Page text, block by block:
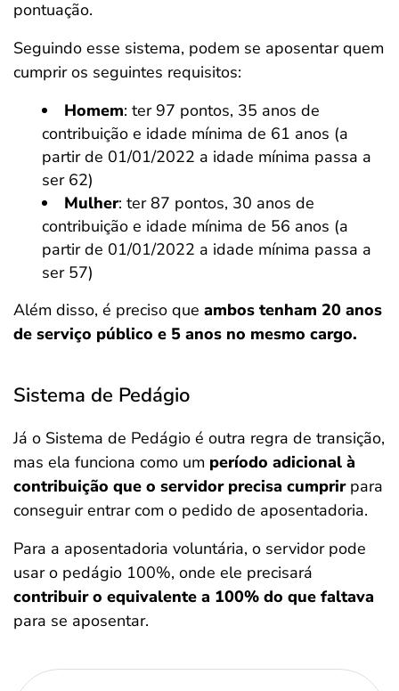
pontuação.
Seguindo esse sistema, podem se aposentar quem
cumprir os seguintes requisitos:
Homem: ter 97 pontos, 35 anos de
contribuição e idade mínima de 61 anos (a
partir de 01/01/2022 a idade mínima passa a
ser 62)
Mulher: ter 87 pontos, 30 anos de
contribuição e idade mínima de 56 anos (a
partir de 01/01/2022 a idade mínima passa a
ser 57)
Além disso, é preciso que ambos tenham 20 anos
de serviço público e 5 anos no mesmo cargo.
Sistema de Pedágio
Já o Sistema de Pedágio é outra regra de transição,
mas ela funciona como um período adicional à
contribuição que o servidor precisa cumprir para
conseguir entrar com o pedido de aposentadoria.
Para a aposentadoria voluntária, o servidor pode
usar o pedágio 100%, onde ele precisará
contribuir o equivalente a 100% do que faltava
para se aposentar.